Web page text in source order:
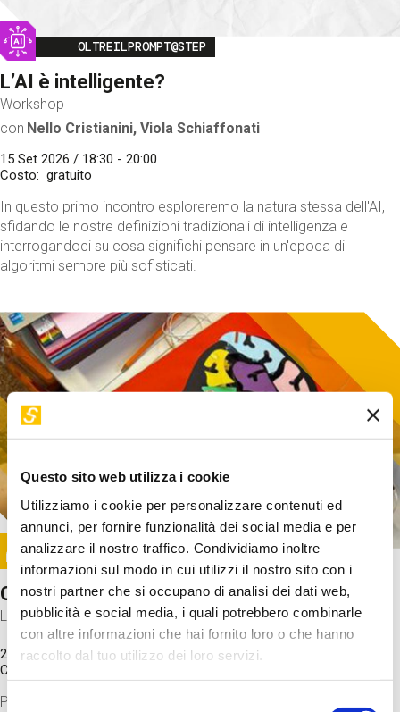
Questo sito web utilizza i cookie
Utilizziamo i cookie per personalizzare contenuti ed
annunci, per fornire funzionalità dei social media e per
analizzare il nostro traffico. Condividiamo inoltre
informazioni sul modo in cui utilizzi il nostro sito con i
nostri partner che si occupano di analisi dei dati web,
pubblicità e social media, i quali potrebbero combinarle
con altre informazioni che hai fornito loro o che hanno
raccolto dal tuo utilizzo dei loro servizi.
Selezione
Image
OLTREILPROMPT@STEP
L’AI è intelligente?
Workshop
con Nello Cristianini, Viola Schiaffonati
15 Set 2026 / 18:30 - 20:00
Costo
gratuito
In questo primo incontro esploreremo la natura stessa dell'AI,
sfidando le nostre definizioni tradizionali di intelligenza e
interrogandoci su cosa significhi pensare in un'epoca di
algoritmi sempre più sofisticati.
Image
SUNDAY@STEP
Come funziona il cervello?
Laboratorio
20 Set 2026 / 11:15 - 13:00
Costo
Proveremo a costruire un cervello in cartoncino cercando di